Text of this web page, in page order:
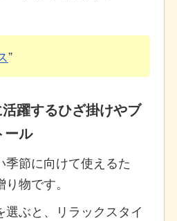
活躍するひざ掛けやブ
ール
節に向けて使えるた
物です。
選ぶと、リラックスタイ